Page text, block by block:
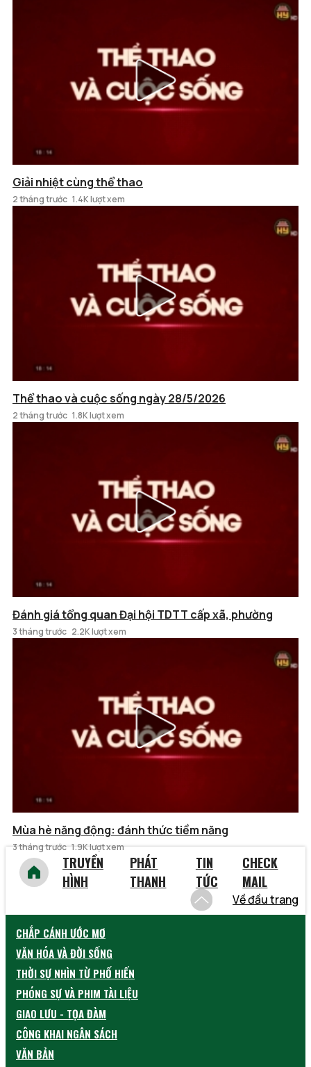
Giải nhiệt cùng thể thao
2 tháng trước 1.4K lượt xem
Thể thao và cuộc sống ngày 28/5/2026
2 tháng trước 1.8K lượt xem
Đánh giá tổng quan Đại hội TDTT cấp xã, phường
3 tháng trước 2.2K lượt xem
Mùa hè năng động: đánh thức tiềm năng
3 tháng trước 1.9K lượt xem
TRUYỀN
HÌNH
PHÁT
THANH
TIN
TỨC
CHECK
MAIL
Về đầu trang
CHẮP CÁNH ƯỚC MƠ
VĂN HÓA VÀ ĐỜI SỐNG
THỜI SỰ NHÌN TỪ PHỐ HIẾN
PHÓNG SỰ VÀ PHIM TÀI LIỆU
GIAO LƯU - TỌA ĐÀM
CÔNG KHAI NGÂN SÁCH
VĂN BẢN